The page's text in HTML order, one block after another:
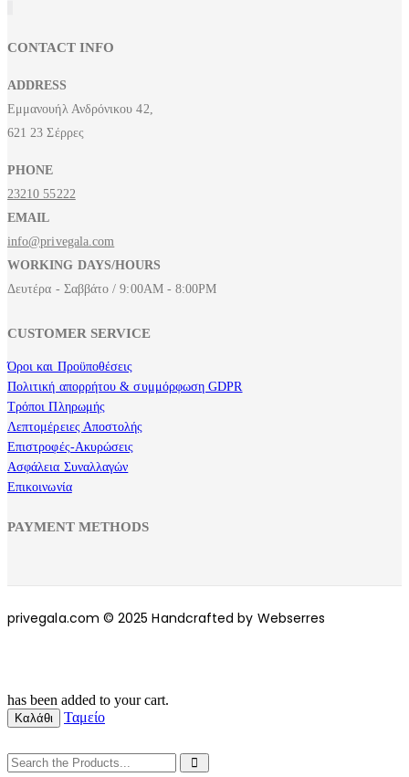
CONTACT INFO
ADDRESS
Εμμανουήλ Ανδρόνικου 42,
621 23 Σέρρες
PHONE
23210 55222
EMAIL
info@privegala.com
WORKING DAYS/HOURS
Δευτέρα - Σαββάτο / 9:00AM - 8:00PM
CUSTOMER SERVICE
Όροι και Προϋποθέσεις
Πολιτική απορρήτου & συμμόρφωση GDPR
Τρόποι Πληρωμής
Λεπτομέρειες Αποστολής
Επιστροφές-Ακυρώσεις
Ασφάλεια Συναλλαγών
Επικοινωνία
PAYMENT METHODS
privegala.com © 2025 Handcrafted by Webserres
has been added to your cart.
Καλάθι Ταμείο